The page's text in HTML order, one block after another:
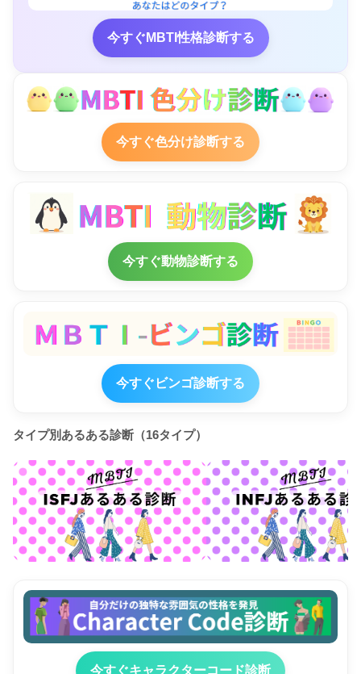
今すぐMBTI性格診断する
今すぐ色分け診断する
今すぐ動物診断する
今すぐビンゴ診断する
タイプ別あるある診断（16タイプ）
今すぐキャラクターコード診断